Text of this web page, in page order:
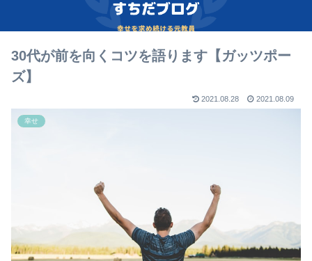
30代が前を向くコツを語ります【ガッツポー
ズ】
2021.08.28 2021.08.09
幸せ